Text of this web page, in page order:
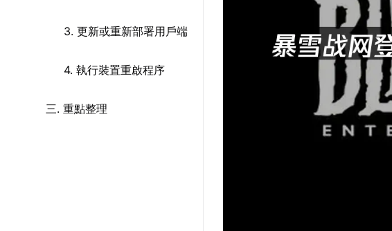
3. 更新或重新部署用戶端
4. 執行裝置重啟程序
三. 重點整理